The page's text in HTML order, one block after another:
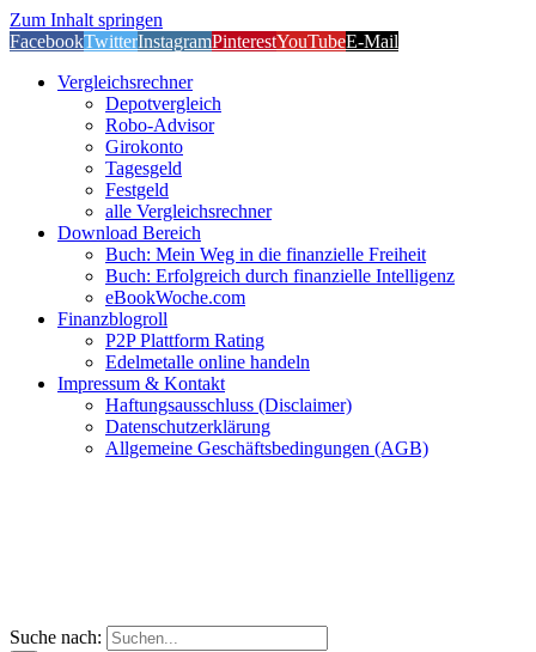
Zum Inhalt springen
FacebookTwitterInstagramPinterestYouTubeE-Mail
Vergleichsrechner
Depotvergleich
Robo-Advisor
Girokonto
Tagesgeld
Festgeld
alle Vergleichsrechner
Download Bereich
Buch: Mein Weg in die finanzielle Freiheit
Buch: Erfolgreich durch finanzielle Intelligenz
eBookWoche.com
Finanzblogroll
P2P Plattform Rating
Edelmetalle online handeln
Impressum & Kontakt
Haftungsausschluss (Disclaimer)
Datenschutzerklärung
Allgemeine Geschäftsbedingungen (AGB)
Suche nach: